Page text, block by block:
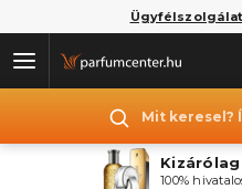
Mit keresel?
100%